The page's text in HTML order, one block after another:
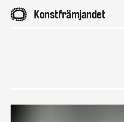
A Konstfrämjandet